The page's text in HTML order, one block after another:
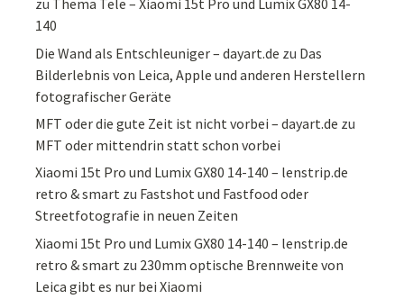
zu Thema Tele – Xiaomi 15t Pro und Lumix GX80 14-
140
Die Wand als Entschleuniger – dayart.de zu Das
Bilderlebnis von Leica, Apple und anderen Herstellern
fotografischer Geräte
MFT oder die gute Zeit ist nicht vorbei – dayart.de zu
MFT oder mittendrin statt schon vorbei
Xiaomi 15t Pro und Lumix GX80 14-140 – lenstrip.de
retro & smart zu Fastshot und Fastfood oder
Streetfotografie in neuen Zeiten
Xiaomi 15t Pro und Lumix GX80 14-140 – lenstrip.de
retro & smart zu 230mm optische Brennweite von
Leica gibt es nur bei Xiaomi